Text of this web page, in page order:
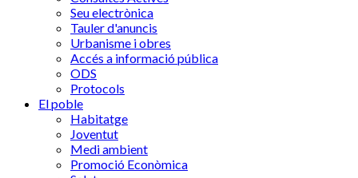
Seu electrònica
Tauler d'anuncis
Urbanisme i obres
Accés a informació pública
ODS
Protocols
El poble
Habitatge
Joventut
Medi ambient
Promoció Econòmica